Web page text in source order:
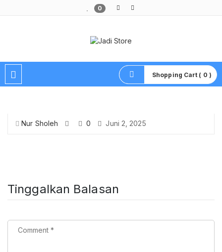
0
Shopping Cart ( 0 )
Nur Sholeh 0 Juni 2, 2025
Tinggalkan Balasan